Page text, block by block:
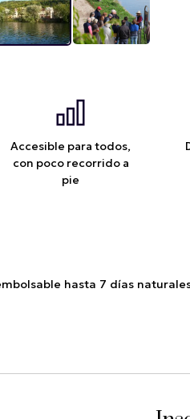
Accesible para todos,
con poco recorrido a
pie
hasta 7 días